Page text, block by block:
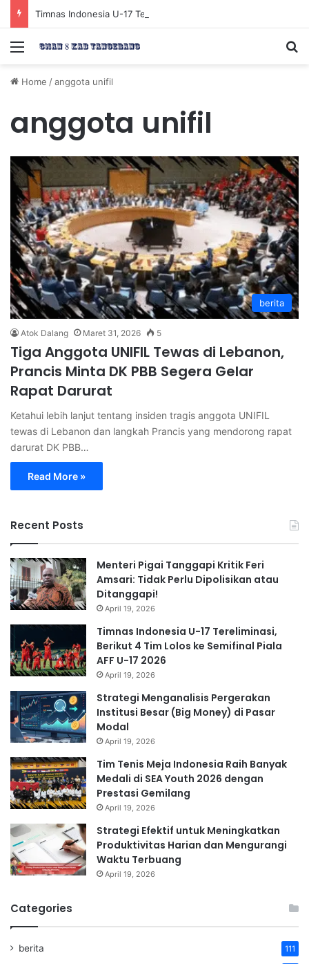
Menu
Home /anggota unifil
anggota unifil
berita
Atok Dalang Maret 31, 2026 5
Tiga Anggota UNIFIL Tewas di Lebanon,
Prancis Minta DK PBB Segera Gelar
Rapat Darurat
Ketahui lebih lanjut tentang insiden tragis anggota UNIFIL
tewas di Lebanon dan langkah Prancis yang mendorong rapat
darurat DK PBB…
Read More »
Recent Posts
Menteri Pigai Tanggapi Kritik Feri
Amsari: Tidak Perlu Dipolisikan atau
Ditanggapi!
April 19, 2026
Timnas Indonesia U-17 Tereliminasi,
Berikut 4 Tim Lolos ke Semifinal Piala
AFF U-17 2026
April 19, 2026
Strategi Menganalisis Pergerakan
Institusi Besar (Big Money) di Pasar
Modal
April 19, 2026
Tim Tenis Meja Indonesia Raih Banyak
Medali di SEA Youth 2026 dengan
Prestasi Gemilang
April 19, 2026
Strategi Efektif untuk Meningkatkan
Produktivitas Harian dan Mengurangi
Waktu Terbuang
April 19, 2026
Categories
berita 111